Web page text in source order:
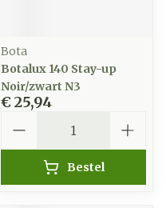
Bota
Botalux 140 Stay-up
Noir/zwart N3
€ 25,94
Bestel